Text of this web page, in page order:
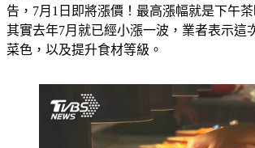
告，7月1日即將漲價！最高漲幅就是下午
其實去年7月就已經小漲一波，業者表示這
菜色，以及提升食材等級。